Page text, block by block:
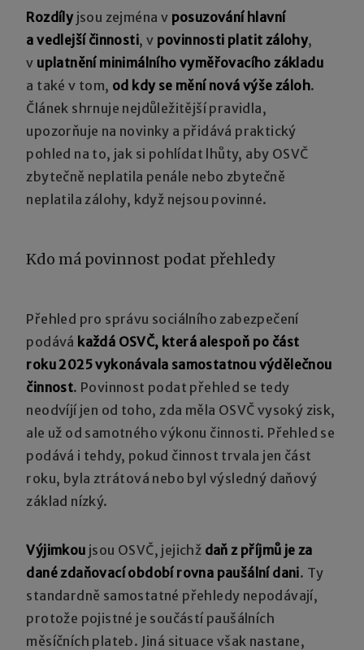
Rozdílyjsou zejména v posuzování hlavní
a vedlejší činnosti, v povinnosti platit zálohy,
v uplatnění minimálního vyměřovacího základu
a také v tom, od kdy se mění nová výše záloh.
Článek shrnuje nejdůležitější pravidla,
upozorňuje na novinky a přidává praktický
pohled na to, jak si pohlídat lhůty, aby OSVČ
zbytečně neplatila penále nebo zbytečně
neplatila zálohy, když nejsou povinné.
Kdo má povinnost podat přehledy
Přehled pro správu sociálního zabezpečení
podává každá OSVČ, která alespoň po část
roku 2025 vykonávala samostatnou výdělečnou
činnost. Povinnost podat přehled se tedy
neodvíjí jen od toho, zda měla OSVČ vysoký zisk,
ale už od samotného výkonu činnosti. Přehled se
podává i tehdy, pokud činnost trvala jen část
roku, byla ztrátová nebo byl výsledný daňový
základ nízký.
Výjimkou jsou OSVČ, jejichž daň z příjmů je za
dané zdaňovací období rovna paušální dani. Ty
standardně samostatné přehledy nepodávají,
protože pojistné je součástí paušálních
měsíčních plateb. Jiná situace však nastane,